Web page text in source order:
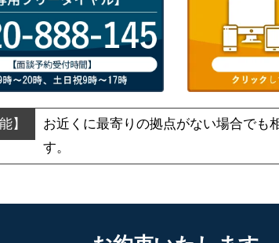
お近くに最寄りの拠点がない場合でも
す。